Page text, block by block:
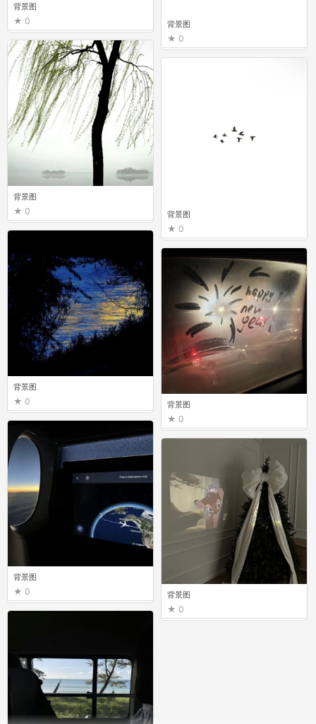
背景图
0
背景图
0
背景图
0 背景图
0
背景图
0 背景图
0
背景图
0
背景图
0